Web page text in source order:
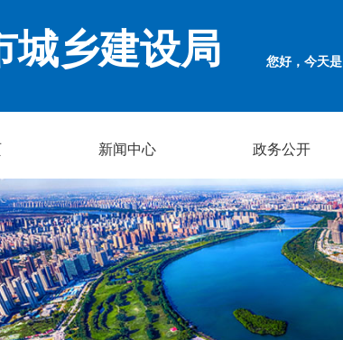
城乡建设局 您好，今天是
新闻中心 政务公开